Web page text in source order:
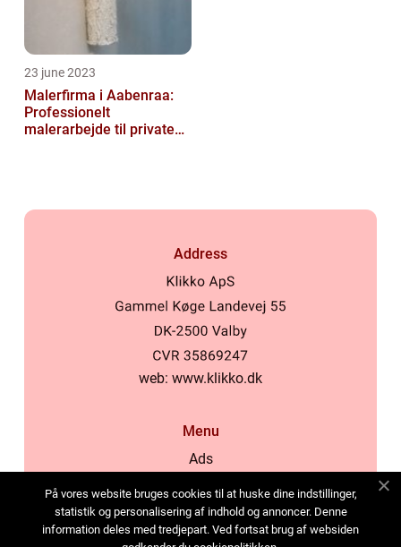
23 june 2023
Malerfirma i Aabenraa:
Professionelt
malerarbejde til private
Address
web: www.klikko.dk
Menu
Ads
Cookies
Contact
På vores website bruges cookies til at huske dine indstillinger,
statistik og personalisering af indhold og annoncer. Denne
information deles med tredjepart. Ved fortsat brug af websiden